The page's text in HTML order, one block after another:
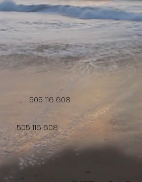
505 116 608
505 116 608